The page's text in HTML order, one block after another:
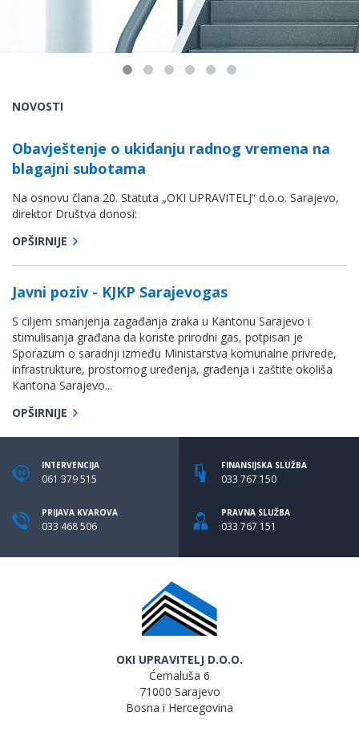
NOVOSTI
Obavještenje o ukidanju radnog vremena na
blagajni subotama
Na osnovu člana 20. Statuta „OKI UPRAVITELJ“ d.o.o. Sarajevo,
direktor Društva donosi:
OPŠIRNIJE
Javni poziv - KJKP Sarajevogas
S ciljem smanjenja zagađanja zraka u Kantonu Sarajevo i
stimulisanja građana da koriste prirodni gas, potpisan je
Sporazum o saradnji između Ministarstva komunalne privrede,
infrastrukture, prostornog uređenja, građenja i zaštite okoliša
Kantona Sarajevo...
OPŠIRNIJE
INTERVENCIJA
061 379 515
PRIJAVA KVAROVA
033 468 506
FINANSIJSKA SLUŽBA
033 767 150
PRAVNA SLUŽBA
033 767 151
OKI UPRAVITELJ D.O.O.
Ćemaluša 6
71000 Sarajevo
Bosna i Hercegovina